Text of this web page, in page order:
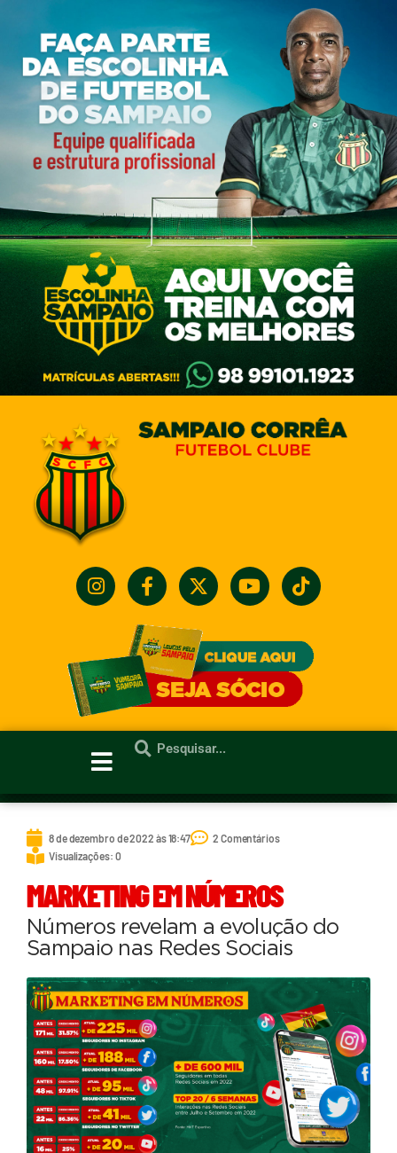
8 de dezembro de 2022 às 18:47
2 Comentários
Visualizações: 0
MARKETING EM NÚMEROS
Números revelam a evolução do
Sampaio nas Redes Sociais